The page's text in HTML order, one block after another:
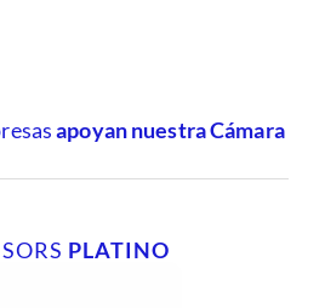
apoyan nuestra Cámara
PLATINO